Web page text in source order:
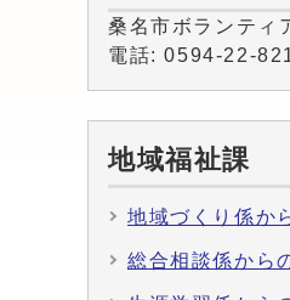
桑名市ボランティ
電話: 0594-22-
地域福祉課
地域づくり係か
総合相談係から